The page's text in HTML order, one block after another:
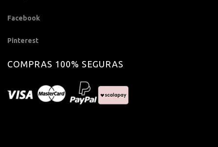
Facebook
Pinterest
COMPRAS 100% SEGURAS